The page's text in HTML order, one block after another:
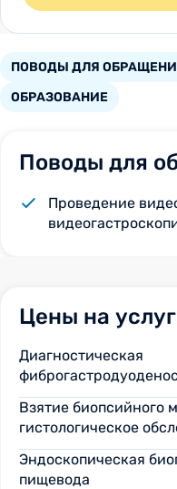
ПОВОДЫ ДЛЯ
ОБРАЗОВАНИЕ
Поводы для
Проведение
Цены на
Диагностическая
Взятие биопсийного
гистологическое
Эндоскопическая
пищевода